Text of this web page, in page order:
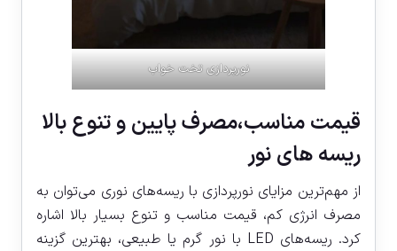
نورپردازی تخت خواب
قیمت مناسب،مصرف پایین و تنوع بالا
ریسه های نور
از مهم‌ترین مزایای نورپردازی با ریسه‌های نوری می‌توان به
مصرف انرژی کم، قیمت مناسب و تنوع بسیار بالا اشاره
کرد. ریسه‌های LED با نور گرم یا طبیعی، بهترین گزینه